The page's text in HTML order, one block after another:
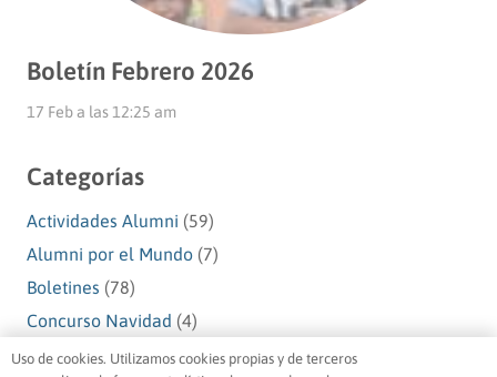
Boletín Febrero 2026
17 Feb a las 12:25 am
Categorías
Actividades Alumni (59)
Alumni por el Mundo (7)
Boletines (78)
Concurso Navidad (4)
Navidad Alumni(10)
Uso de cookies. Utilizamos cookies propias y de terceros